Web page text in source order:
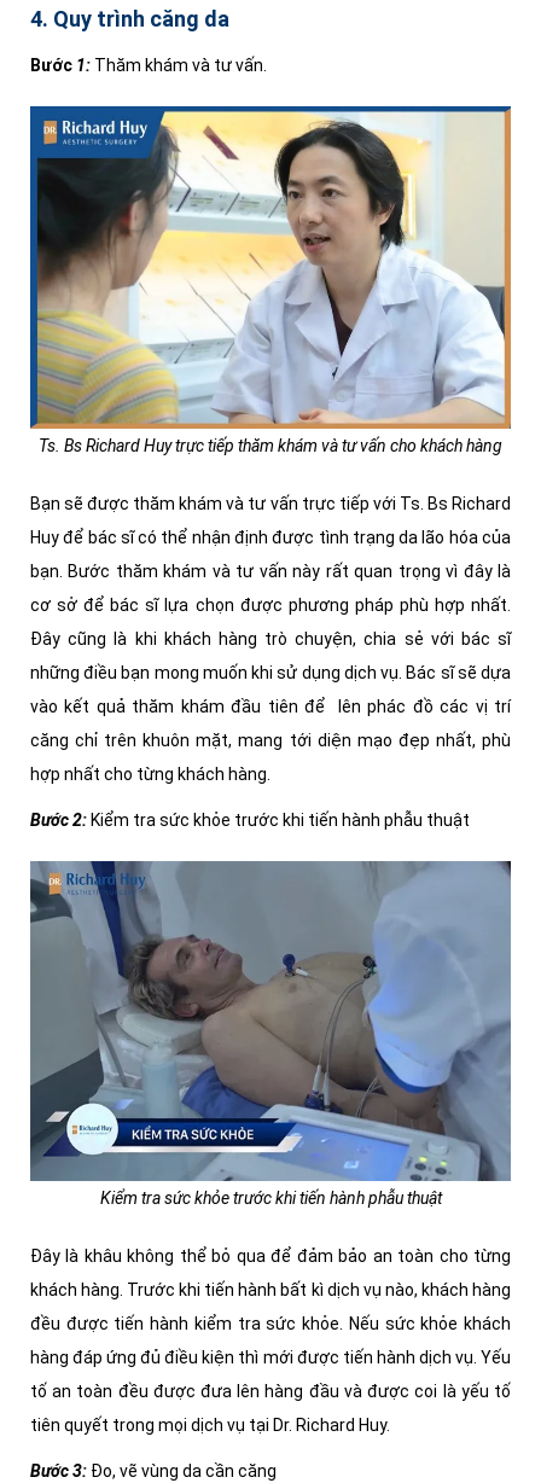
4. Quy trình căng da
Bước 1: Thăm khám và tư vấn.
Ts. Bs Richard Huy trực tiếp thăm khám và tư vấn cho khách hàng
Bạn sẽ được thăm khám và tư vấn trực tiếp với Ts. Bs Richard
Huy để bác sĩ có thể nhận định được tình trạng da lão hóa của
bạn. Bước thăm khám và tư vấn này rất quan trọng vì đây là
cơ sở để bác sĩ lựa chọn được phương pháp phù hợp nhất.
Đây cũng là khi khách hàng trò chuyện, chia sẻ với bác sĩ
những điều bạn mong muốn khi sử dụng dịch vụ. Bác sĩ sẽ dựa
vào kết quả thăm khám đầu tiên để lên phác đồ các vị trí
căng chỉ trên khuôn mặt, mang tới diện mạo đẹp nhất, phù
hợp nhất cho từng khách hàng.
Bước 2: Kiểm tra sức khỏe trước khi tiến hành phẫu thuật
Kiểm tra sức khỏe trước khi tiến hành phẫu thuật
Đây là khâu không thể bỏ qua để đảm bảo an toàn cho từng
khách hàng. Trước khi tiến hành bất kì dịch vụ nào, khách hàng
đều được tiến hành kiểm tra sức khỏe. Nếu sức khỏe khách
hàng đáp ứng đủ điều kiện thì mới được tiến hành dịch vụ. Yếu
tố an toàn đều được đưa lên hàng đầu và được coi là yếu tố
tiên quyết trong mọi dịch vụ tại Dr. Richard Huy.
Bước 3: Đo, vẽ vùng da cần căng